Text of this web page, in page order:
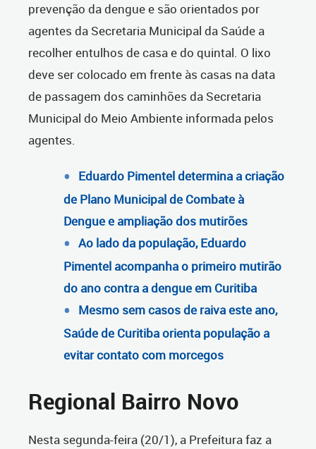
prevenção da dengue e são orientados por
agentes da Secretaria Municipal da Saúde a
recolher entulhos de casa e do quintal. O lixo
deve ser colocado em frente às casas na data
de passagem dos caminhões da Secretaria
Municipal do Meio Ambiente informada pelos
agentes.
Eduardo Pimentel determina a criação
de Plano Municipal de Combate à
Dengue e ampliação dos mutirões
Ao lado da população, Eduardo
Pimentel acompanha o primeiro mutirão
do ano contra a dengue em Curitiba
Mesmo sem casos de raiva este ano,
Saúde de Curitiba orienta população a
evitar contato com morcegos
Regional Bairro Novo
Nesta segunda-feira (20/1), a Prefeitura faz a